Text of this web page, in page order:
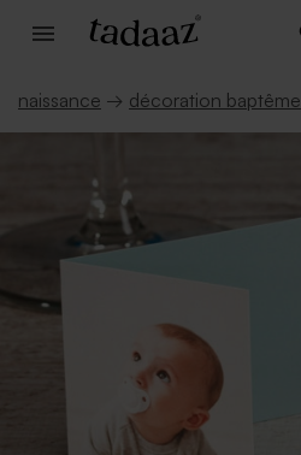
naissance → décoration baptême